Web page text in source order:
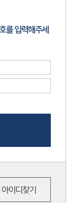
를 입력해주세
아이디찾기